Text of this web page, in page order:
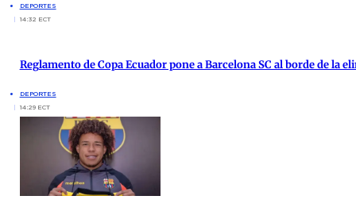
DEPORTES
14:32 ECT
Reglamento de Copa Ecuador pone a Barcelona SC al borde de la
DEPORTES
14:29 ECT